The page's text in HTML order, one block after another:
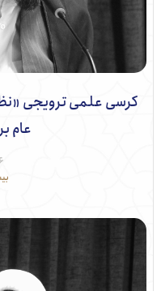
علمی ترویجی «نظریه
عام برای
۱۴۰۴/
بیشتر